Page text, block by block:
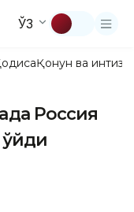
ЎЗ
Қонун ва
Россия